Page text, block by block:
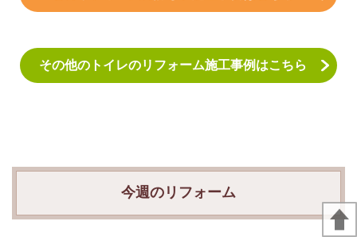
その他のトイレのリフォーム施工事例はこちら
今週のリフォーム